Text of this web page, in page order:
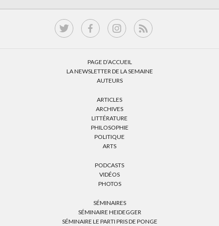
PAGE D’ACCUEIL
LA NEWSLETTER DE LA SEMAINE
AUTEURS
ARTICLES
ARCHIVES
LITTÉRATURE
PHILOSOPHIE
POLITIQUE
ARTS
PODCASTS
VIDÉOS
PHOTOS
SÉMINAIRES
SÉMINAIRE HEIDEGGER
SÉMINAIRE LE PARTI PRIS DE PONGE